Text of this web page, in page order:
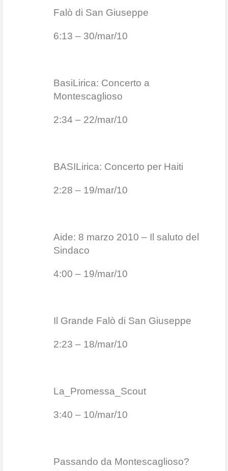
Falò di San Giuseppe
6:13 – 30/mar/10
BasiLirica: Concerto a
Montescaglioso
2:34 – 22/mar/10
BASILirica: Concerto per Haiti
2:28 – 19/mar/10
Aide: 8 marzo 2010 – Il saluto del
Sindaco
4:00 – 19/mar/10
Il Grande Falò di San Giuseppe
2:23 – 18/mar/10
La_Promessa_Scout
3:40 – 10/mar/10
Passando da Montescaglioso?